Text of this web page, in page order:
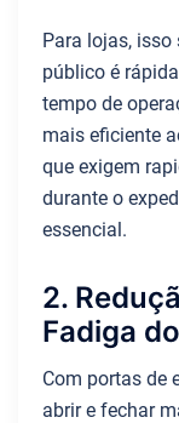
Para lojas,
público é
tempo de
mais eficiente
que exigem
durante o
essencial.
2.
Fadiga
Com portas de
abrir e fechar